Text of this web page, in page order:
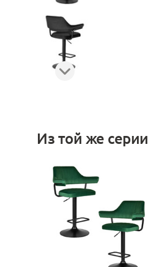
Из той же серии